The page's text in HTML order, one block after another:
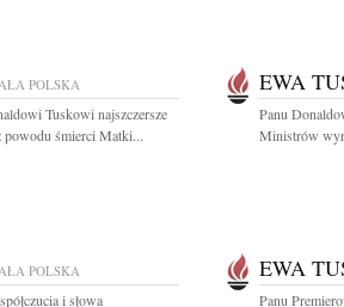
POLSKA
Tuskowi najszczersze
powodu śmierci Matki...
EWA
Panu
Ministrów
POLSKA
i słowa
EWA
Panu